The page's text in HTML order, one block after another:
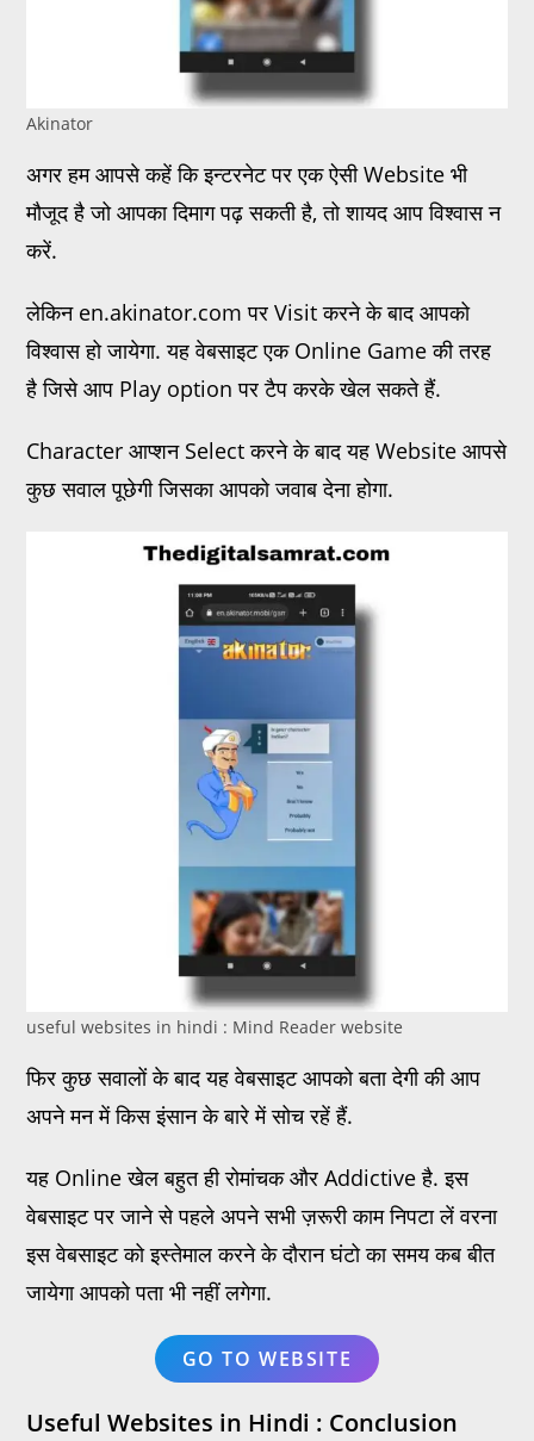
Akinator
अगर हम आपसे कहें कि इन्टरनेट पर एक ऐसी Website भी
मौजूद है जो आपका दिमाग पढ़ सकती है, तो शायद आप विश्वास न
करें.
लेकिन en.akinator.com पर Visit करने के बाद आपको
विश्वास हो जायेगा. यह वेबसाइट एक Online Game की तरह
है जिसे आप Play option पर टैप करके खेल सकते हैं.
Character आप्शन Select करने के बाद यह Website आपसे
कुछ सवाल पूछेगी जिसका आपको जवाब देना होगा.
useful websites in hindi : Mind Reader website
फिर कुछ सवालों के बाद यह वेबसाइट आपको बता देगी की आप
अपने मन में किस इंसान के बारे में सोच रहें हैं.
यह Online खेल बहुत ही रोमांचक और Addictive है. इस
वेबसाइट पर जाने से पहले अपने सभी ज़रूरी काम निपटा लें वरना
इस वेबसाइट को इस्तेमाल करने के दौरान घंटो का समय कब बीत
जायेगा आपको पता भी नहीं लगेगा.
GO TO WEBSITE
Useful Websites in Hindi : Conclusion